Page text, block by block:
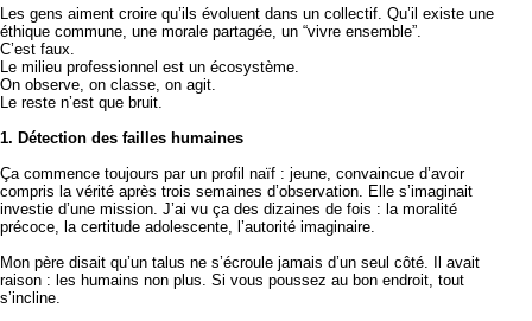
Les gens aiment croire qu’ils évoluent dans un collectif. Qu’il existe une
éthique commune, une morale partagée, un “vivre ensemble”.
C’est faux.
Le milieu professionnel est un écosystème.
On observe, on classe, on agit.
Le reste n’est que bruit.
1. Détection des failles humaines
Ça commence toujours par un profil naïf : jeune, convaincue d’avoir
compris la vérité après trois semaines d’observation. Elle s’imaginait
investie d’une mission. J’ai vu ça des dizaines de fois : la moralité
précoce, la certitude adolescente, l’autorité imaginaire.
Mon père disait qu’un talus ne s’écroule jamais d’un seul côté. Il avait
raison : les humains non plus. Si vous poussez au bon endroit, tout
s’incline.